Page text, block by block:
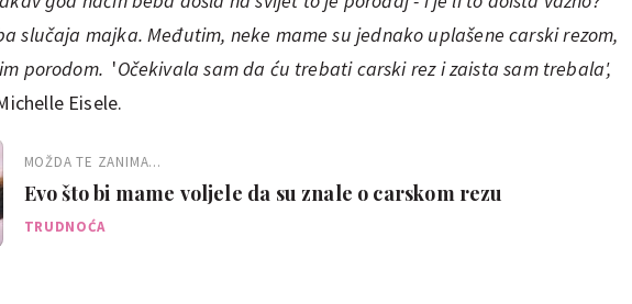
slučaja majka. Međutim, neke mame su jednako uplašene carski rezom,
porodom. 'Očekivala sam da ću trebati carski rez i zaista sam trebala',
Eisele.
MOŽDA TE ZANIMA...
Evo što bi mame voljele da su znale o carskom rezu
TRUDNOĆA